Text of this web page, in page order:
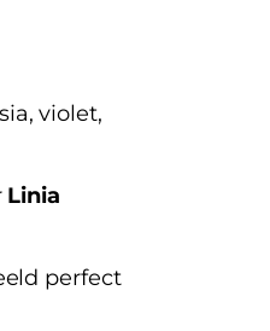
violet,
Linia
perfect